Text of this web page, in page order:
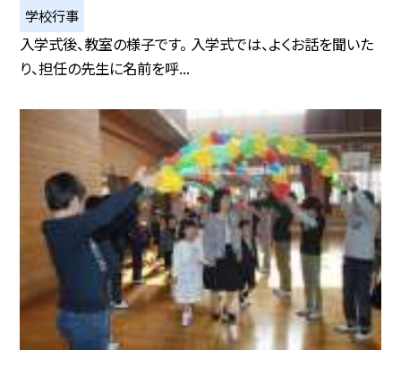
学校行事
入学式後、教室の様子です。 入学式では、よくお話を聞いた
り、担任の先生に名前を呼...